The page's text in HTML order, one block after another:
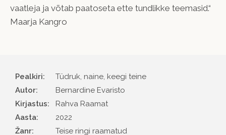
vaatleja ja võtab paatoseta ette tundlikke teemasid.“
Maarja Kangro
Pealkiri:
Tüdruk, naine, keegi teine
Autor
Bernardine Evaristo
Kirjastus
Rahva Raamat
Aasta
2022
Žanr
Teise ringi raamatud